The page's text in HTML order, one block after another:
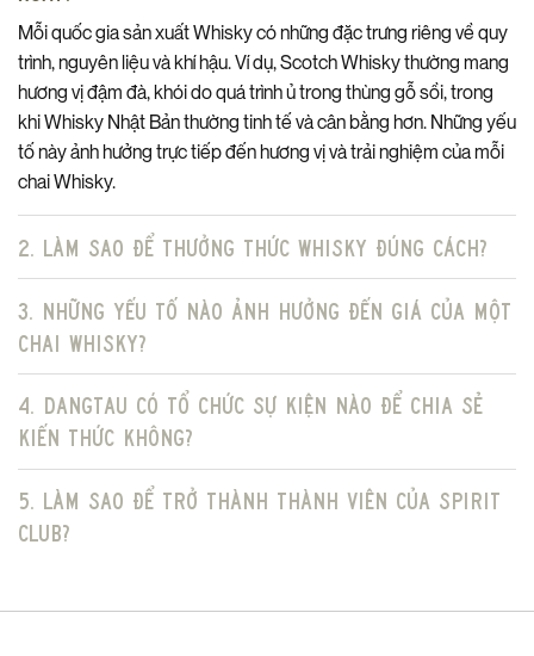
Địa chỉ: DangTau Whisky Library – 31 Nguyễn Gia Thiều, Hoàn
Kiếm, Hà Nội
Hotline: 0909 29 3636
Website: dangtauwhisky.com
Mỗi quốc gia sản xuất Whisky có những đặc trưng riêng về quy
trình, nguyên liệu và khí hậu. Ví dụ, Scotch Whisky thường mang
hương vị đậm đà, khói do quá trình ủ trong thùng gỗ sồi, trong
khi Whisky Nhật Bản thường tinh tế và cân bằng hơn. Những yếu
tố này ảnh hưởng trực tiếp đến hương vị và trải nghiệm của mỗi
chai Whisky.
2. Làm sao để thưởng thức Whisky đúng cách?
3. Những yếu tố nào ảnh hưởng đến giá của một
chai Whisky?
4. DangTau có tổ chức sự kiện nào để chia sẻ
kiến thức không?
5. Làm sao để trở thành thành viên của Spirit
Club?